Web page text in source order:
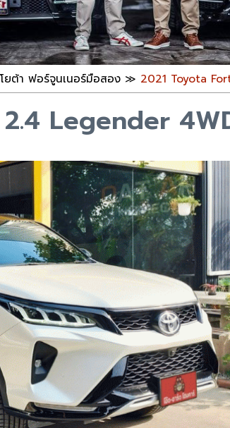
ยต้า ฟอร์จูนเนอร์มือสอง ≫ 2021 Toyota
Legender